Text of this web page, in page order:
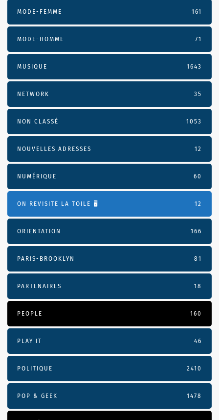
MODE-FEMME 161
MODE-HOMME 71
MUSIQUE 1643
NETWORK 35
NON CLASSÉ 1053
NOUVELLES ADRESSES 12
NUMÉRIQUE 60
ON REVISITE LA TOILE 🖥️ 12
ORIENTATION 166
PARIS-BROOKLYN 81
PARTENAIRES 18
PEOPLE 160
PLAY IT 46
POLITIQUE 2410
POP & GEEK 1478